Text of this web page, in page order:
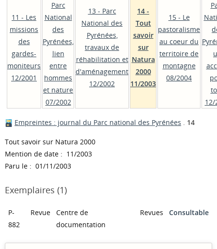
11 - Les
missions
des
gardes-
moniteurs
12/2001
Parc
National
des
Pyrénées,
lien
entre
hommes
et nature
07/2002
13 - Parc
National des
Pyrénées,
travaux de
réhabilitation et
d'aménagement
12/2002
14 -
Tout
savoir
sur
Natura
2000
11/2003
15 - Le
pastoralisme
au coeur du
territoire de
montagne
08/2004
12/
Empreintes : journal du Parc national des Pyrénées . 14
Tout savoir sur Natura 2000
Mention de date : 11/2003
Paru le : 01/11/2003
Exemplaires (1)
P-
882
Revue
Centre de
documentation
Revues Consultable